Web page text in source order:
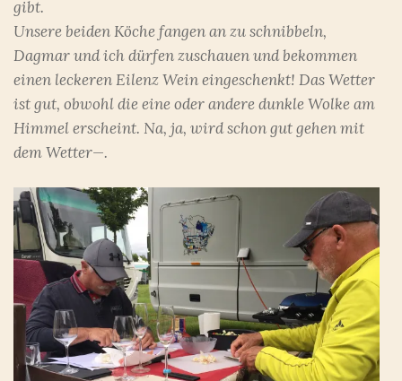
gibt.
Unsere beiden Köche fangen an zu schnibbeln,
Dagmar und ich dürfen zuschauen und bekommen
einen leckeren Eilenz Wein eingeschenkt! Das Wetter
ist gut, obwohl die eine oder andere dunkle Wolke am
Himmel erscheint. Na, ja, wird schon gut gehen mit
dem Wetter—.